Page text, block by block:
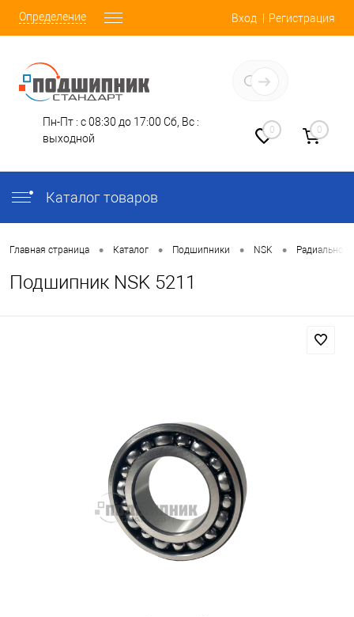
Определение Вход Регистрация
Пн-Пт : с 08:30 до 17:00 Сб, Вс :
выходной
0 0
Каталог товаров
Главная страница • Каталог • Подшипники • NSK • Радиально-
Подшипник NSK 5211